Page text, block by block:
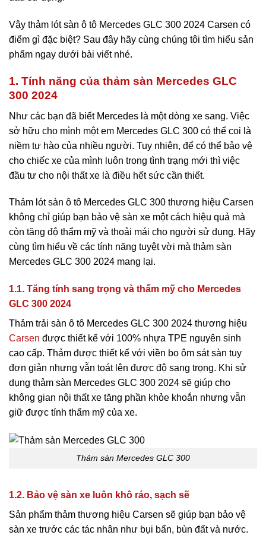
Vậy thảm lót sàn ô tô Mercedes GLC 300 2024 Carsen có
điểm gì đặc biệt? Sau đây hãy cùng chúng tôi tìm hiểu sản
phẩm ngay dưới bài viết nhé.
1. Tính năng của thảm sàn Mercedes GLC
300 2024
Như các bạn đã biết Mercedes là một dòng xe sang. Việc
sở hữu cho mình một em Mercedes GLC 300 có thể coi là
niềm tự hào của nhiều người. Tuy nhiên, để có thể bảo vệ
cho chiếc xe của mình luôn trong tình trạng mới thì việc
đầu tư cho nội thất xe là điều hết sức cần thiết.
Thảm lót sàn ô tô Mercedes GLC 300 thương hiệu Carsen
không chỉ giúp bạn bảo vệ sàn xe một cách hiệu quả mà
còn tăng độ thẩm mỹ và thoải mái cho người sử dụng. Hãy
cùng tìm hiểu về các tính năng tuyệt vời mà thảm sàn
Mercedes GLC 300 2024 mang lại.
1.1. Tăng tính sang trọng và thẩm mỹ cho Mercedes
GLC 300 2024
Thảm trải sàn ô tô Mercedes GLC 300 2024 thương hiệu
Carsen được thiết kế với 100% nhựa TPE nguyên sinh
cao cấp. Thảm được thiết kế với viền bo ôm sát sàn tuy
đơn giản nhưng vẫn toát lên được độ sang trọng. Khi sử
dụng thảm sàn Mercedes GLC 300 2024 sẽ giúp cho
không gian nội thất xe tăng phần khỏe khoắn nhưng vẫn
giữ được tính thẩm mỹ của xe.
Thảm sàn Mercedes GLC 300
1.2. Bảo vệ sàn xe luôn khô ráo, sạch sẽ
Sản phẩm thảm thương hiệu Carsen sẽ giúp bạn bảo vệ
sàn xe trước các tác nhân như bụi bẩn, bùn đất và nước.